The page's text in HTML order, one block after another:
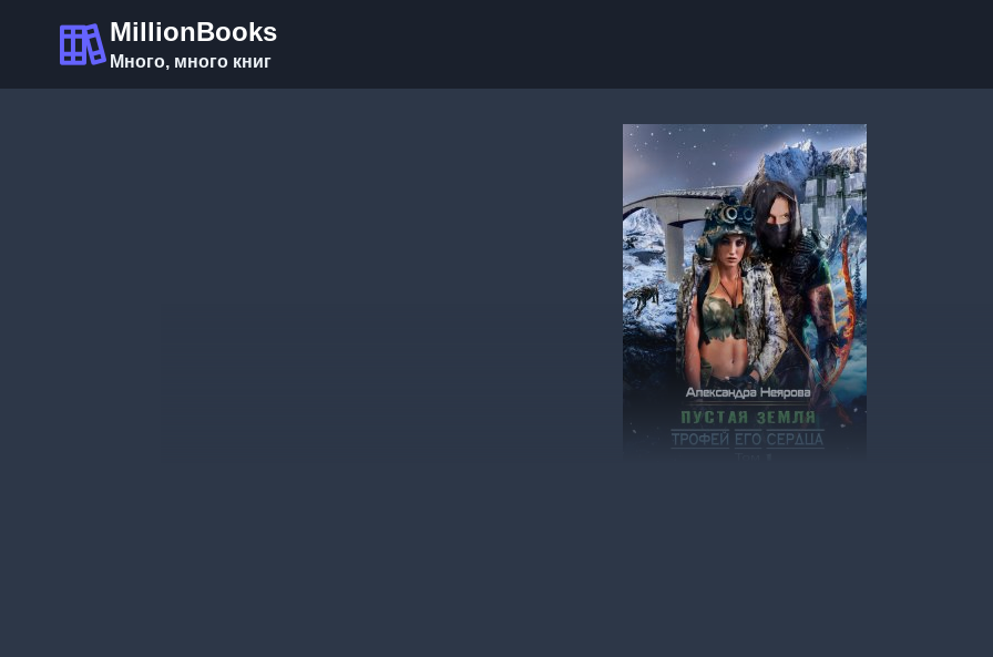
содержимому
MillionBooks
Много, много книг